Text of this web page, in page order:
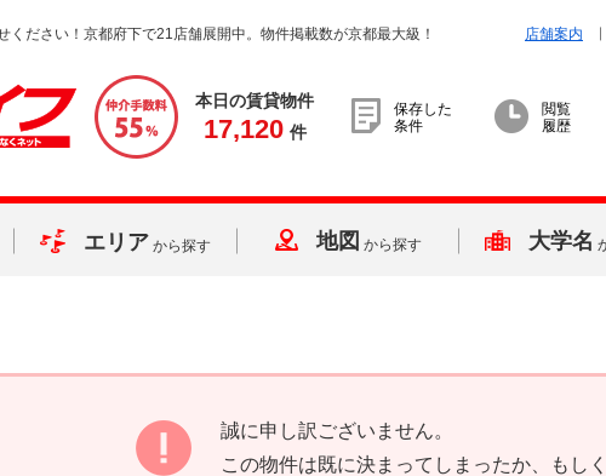
ください！京都府下で21店舗展開中。物件掲載数が京都最大級！ 店舗案内
本日の賃貸物件
17,120 件
保存した
条件
閲覧
履歴
エリア から探す 地図 から探す 大学名
誠に申し訳ございません。
この物件は既に決まってしまったか、もし